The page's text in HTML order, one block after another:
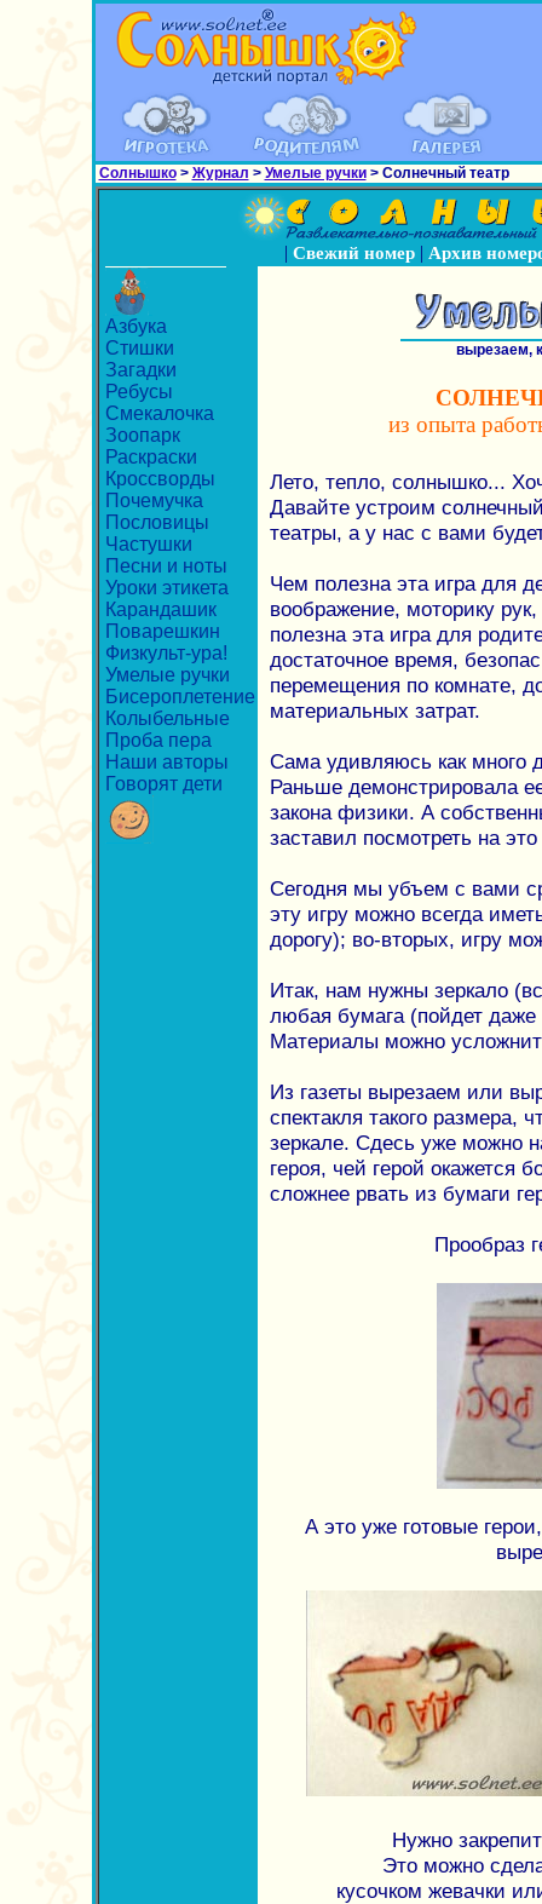
Солнышко> Журнал > Умелые ручки> Солнечный театр
| Свежий номер| Архив
Азбука
Стишки
Загадки
Ребусы
Смекалочка
Зоопарк
Раскраски
Кроссворды
Почемучка
Пословицы
Частушки
Песни и ноты
Уроки этикета
Карандашик
Поварешкин
Физкульт-ура!
Умелые ручки
Бисероплетение
Колыбельные
Проба пера
Наши авторы
Говорят дети
вырезаем,
из опыта
Лето, тепло, солнышко...
Давайте устроим
театры, а у нас с вами
Чем полезна эта игра для
воображение, моторику
полезна эта игра для
достаточное время,
перемещения по комнате,
материальных затрат.
Сама удивляюсь как много
Раньше демонстрировала
закона физики. А
заставил посмотреть на
Сегодня мы убъем с вами
эту игру можно всегда
дорогу); во-вторых, игру
Итак, нам нужны зеркало
любая бумага (пойдет даже
Материалы можно
Из газеты вырезаем или
спектакля такого размера,
зеркале. Сдесь уже можно
героя, чей герой окажется
сложнее рвать из бумаги
Прообраз
А это уже готовые
Нужно
Это можно
кусочком жевачки